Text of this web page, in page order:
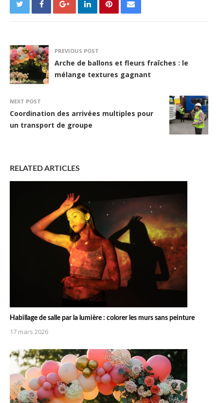
PREVIOUS POST
Arche de ballons et fleurs fraîches : le
mélange textures gagnant
NEXT POST
Coordination des arrivées multiples pour
un transport de groupe
RELATED ARTICLES
Habillage de salle par la lumière : colorer les murs sans peinture
17 mars 2026